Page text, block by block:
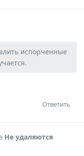
испорченные
Ответить
Не удаляются